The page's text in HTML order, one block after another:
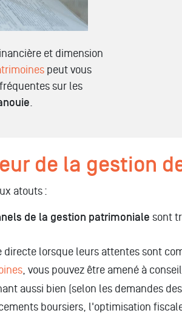
et dimension
peut vous
sur les
.
de la gestion
atouts :
de la gestion patrimoniale sont
lorsque leurs attentes sont
, vous pouvez être amené à
aussi bien (selon les demandes
boursiers, l'optimisation